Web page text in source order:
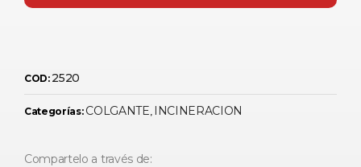
COD: 2520
Categorías: COLGANTE, INCINERACION
Compartelo a través de: